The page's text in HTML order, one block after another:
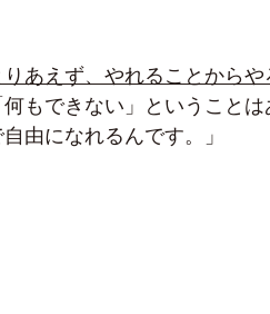
りあえず、やれることからや
もできない」ということは
由になれるんです。」